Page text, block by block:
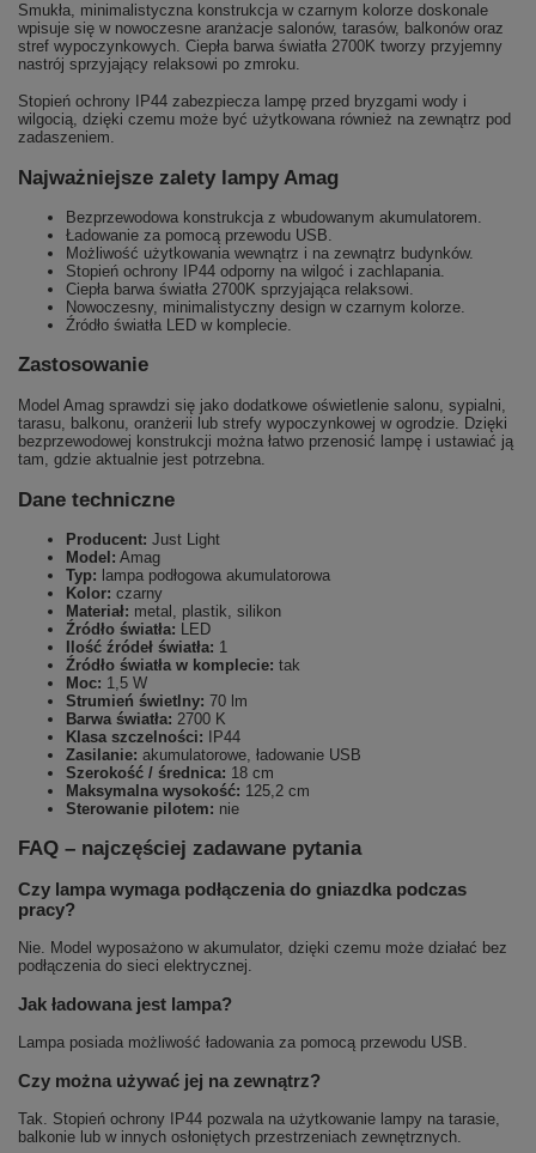
Smukła, minimalistyczna konstrukcja w czarnym kolorze doskonale
wpisuje się w nowoczesne aranżacje salonów, tarasów, balkonów oraz
stref wypoczynkowych. Ciepła barwa światła 2700K tworzy przyjemny
nastrój sprzyjający relaksowi po zmroku.
Stopień ochrony IP44 zabezpiecza lampę przed bryzgami wody i
wilgocią, dzięki czemu może być użytkowana również na zewnątrz pod
zadaszeniem.
Najważniejsze zalety lampy Amag
Bezprzewodowa konstrukcja z wbudowanym akumulatorem.
Ładowanie za pomocą przewodu USB.
Możliwość użytkowania wewnątrz i na zewnątrz budynków.
Stopień ochrony IP44 odporny na wilgoć i zachlapania.
Ciepła barwa światła 2700K sprzyjająca relaksowi.
Nowoczesny, minimalistyczny design w czarnym kolorze.
Źródło światła LED w komplecie.
Zastosowanie
Model Amag sprawdzi się jako dodatkowe oświetlenie salonu, sypialni,
tarasu, balkonu, oranżerii lub strefy wypoczynkowej w ogrodzie. Dzięki
bezprzewodowej konstrukcji można łatwo przenosić lampę i ustawiać ją
tam, gdzie aktualnie jest potrzebna.
Dane techniczne
Producent: Just Light
Model: Amag
Typ: lampa podłogowa akumulatorowa
Kolor: czarny
Materiał: metal, plastik, silikon
Źródło światła: LED
Ilość źródeł światła: 1
Źródło światła w komplecie: tak
Moc: 1,5 W
Strumień świetlny: 70 lm
Barwa światła: 2700 K
Klasa szczelności: IP44
Zasilanie: akumulatorowe, ładowanie USB
Szerokość / średnica: 18 cm
Maksymalna wysokość: 125,2 cm
Sterowanie pilotem: nie
FAQ – najczęściej zadawane pytania
Czy lampa wymaga podłączenia do gniazdka podczas
pracy?
Nie. Model wyposażono w akumulator, dzięki czemu może działać bez
podłączenia do sieci elektrycznej.
Jak ładowana jest lampa?
Lampa posiada możliwość ładowania za pomocą przewodu USB.
Czy można używać jej na zewnątrz?
Tak. Stopień ochrony IP44 pozwala na użytkowanie lampy na tarasie,
balkonie lub w innych osłoniętych przestrzeniach zewnętrznych.